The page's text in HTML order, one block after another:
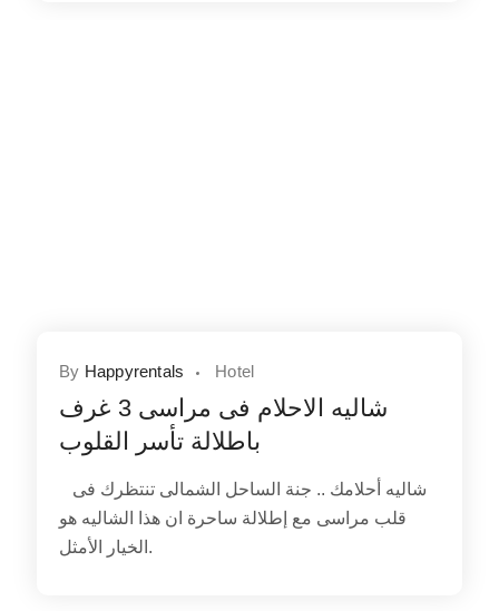
By Happyrentals Hotel
شاليه الاحلام فى مراسى 3 غرف
باطلالة تأسر القلوب
قلب مراسى مع إطلالة ساحرة ان هذا الشاليه هو
الخيار الأمثل.